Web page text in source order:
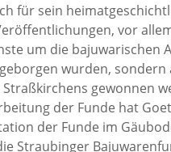
für sein
vor
um die bajuwarischen
wurden,
gewonnen
der Funde hat
der Funde im
Straubinger